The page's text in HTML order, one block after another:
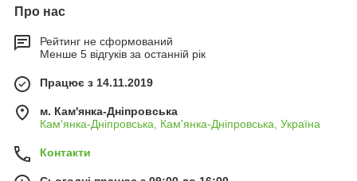
Про нас
Рейтинг не сформований
Менше 5 відгуків за останній рік
Працює з 14.11.2019
м. Кам'янка-Дніпровська
Кам'янка-Дніпровська, Кам'янка-Дніпровська, Україна
Контакти